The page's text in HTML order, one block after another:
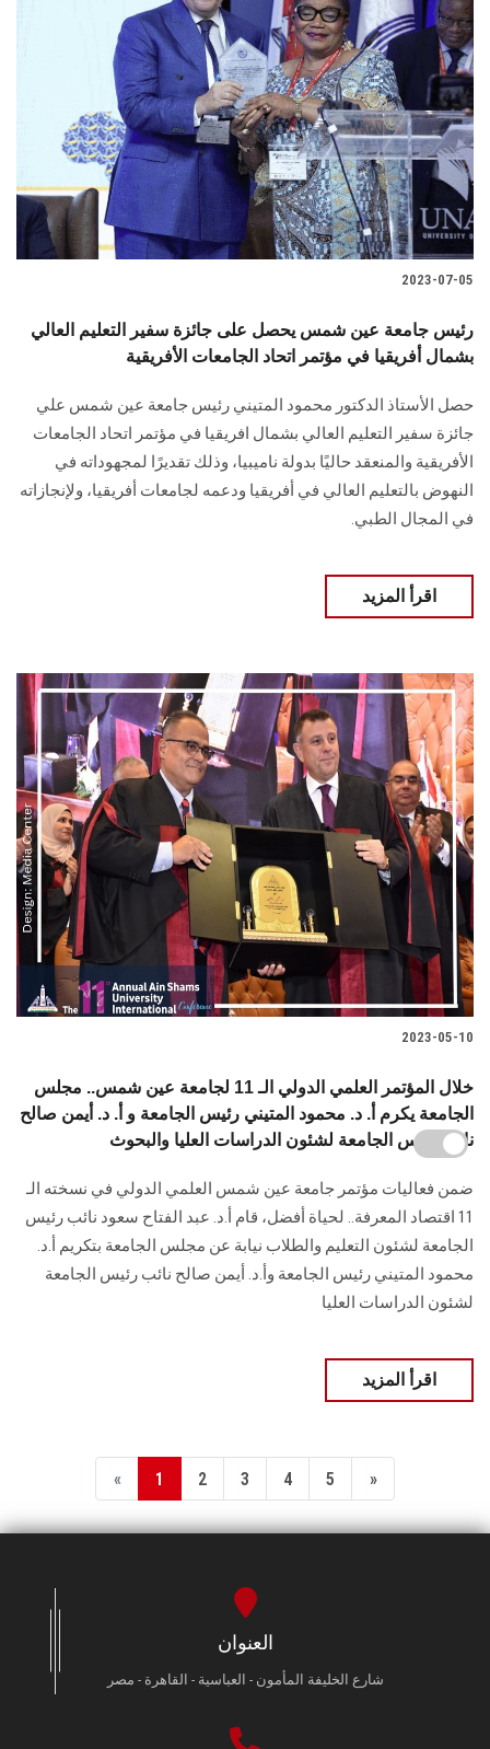
2023-07-05
رئيس جامعة عين شمس يحصل على جائزة سفير التعليم العالي
بشمال أفريقيا في مؤتمر اتحاد الجامعات الأفريقية
حصل الأستاذ الدكتور محمود المتيني رئيس جامعة عين شمس علي
جائزة سفير التعليم العالي بشمال افريقيا في مؤتمر اتحاد الجامعات
الأفريقية والمنعقد حاليًا بدولة ناميبيا، وذلك تقديرًا لمجهوداته في
النهوض بالتعليم العالي في أفريقيا ودعمه لجامعات أفريقيا، ولإنجازاته
في المجال الطبي.
اقرأ المزيد
2023-05-10
خلال المؤتمر العلمي الدولي الـ 11 لجامعة عين شمس.. مجلس
الجامعة يكرم أ. د. محمود المتيني رئيس الجامعة و أ. د. أيمن صالح
نائب رئيس الجامعة لشئون الدراسات العليا والبحوث
ضمن فعاليات مؤتمر جامعة عين شمس العلمي الدولي في نسخته الـ
11 اقتصاد المعرفة.. لحياة أفضل، قام أ.د. عبد الفتاح سعود نائب رئيس
الجامعة لشئون التعليم والطلاب نيابة عن مجلس الجامعة بتكريم أ.د.
محمود المتيني رئيس الجامعة وأ.د. أيمن صالح نائب رئيس الجامعة
لشئون الدراسات العليا
اقرأ المزيد
« 1 2 3 4 5 »
العنوان
شارع الخليفة المأمون - العباسية - القاهرة - مصر